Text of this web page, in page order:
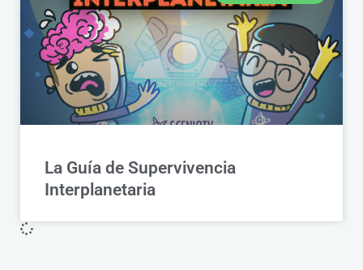
La Guía de Supervivencia
Interplanetaria